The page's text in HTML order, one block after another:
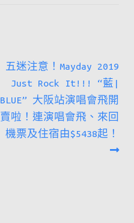
Next
post:
五迷注意！Mayday 2019
Just Rock It!!! “藍|
BLUE” 大阪站演唱會飛開
賣啦！連演唱會飛、來回
機票及住宿由$5438起！